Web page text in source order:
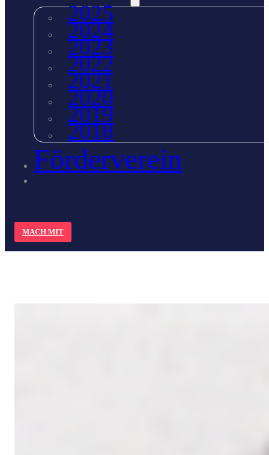
2025
2024
2023
2022
2021
2020
2019
2018
Förderverein
MACH MIT